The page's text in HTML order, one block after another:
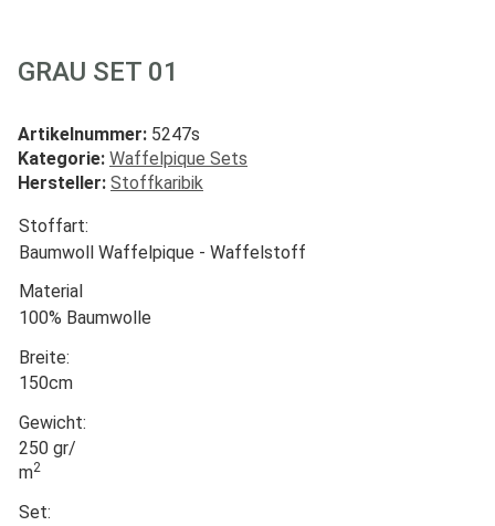
GRAU SET 01
Artikelnummer: 5247s
Kategorie: Waffelpique Sets
Hersteller: Stoffkaribik
Stoffart:
Baumwoll Waffelpique - Waffelstoff
Material
100% Baumwolle
Breite:
150cm
Gewicht:
250 gr/
m2
Set: